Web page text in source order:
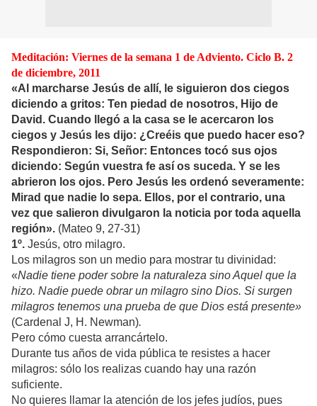
Meditación: Viernes de la semana 1 de Adviento. Ciclo B. 2
de diciembre, 2011
«Al marcharse Jesús de allí, le siguieron dos ciegos
diciendo a gritos: Ten piedad de nosotros, Hijo de
David. Cuando llegó a la casa se le acercaron los
ciegos y Jesús les dijo: ¿Creéis que puedo hacer eso?
Respondieron: Si, Señor: Entonces tocó sus ojos
diciendo: Según vuestra fe así os suceda. Y se les
abrieron los ojos. Pero Jesús les ordenó severamente:
Mirad que nadie lo sepa. Ellos, por el contrario, una
vez que salieron divulgaron la noticia por toda aquella
región». (Mateo 9, 27-31)
1º. Jesús, otro milagro.
Los milagros son un medio para mostrar tu divinidad:
«Nadie tiene poder sobre la naturaleza sino Aquel que la
hizo. Nadie puede obrar un milagro sino Dios. Si surgen
milagros tenemos una prueba de que Dios está presente»
(Cardenal J, H. Newman).
Pero cómo cuesta arrancártelo.
Durante tus años de vida pública te resistes a hacer
milagros: sólo los realizas cuando hay una razón
suficiente.
No quieres llamar la atención de los jefes judíos, pues